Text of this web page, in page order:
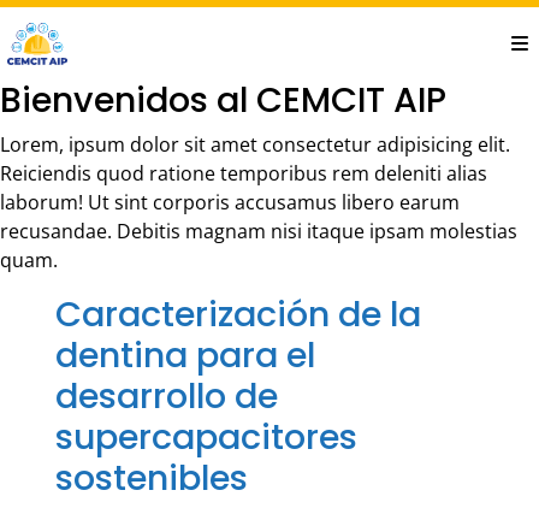
Saltar
al
contenido
principal
Bienvenidos al CEMCIT AIP
Lorem, ipsum dolor sit amet consectetur adipisicing elit.
Reiciendis quod ratione temporibus rem deleniti alias
laborum! Ut sint corporis accusamus libero earum
recusandae. Debitis magnam nisi itaque ipsam molestias
quam.
Caracterización de la
dentina para el
desarrollo de
supercapacitores
sostenibles